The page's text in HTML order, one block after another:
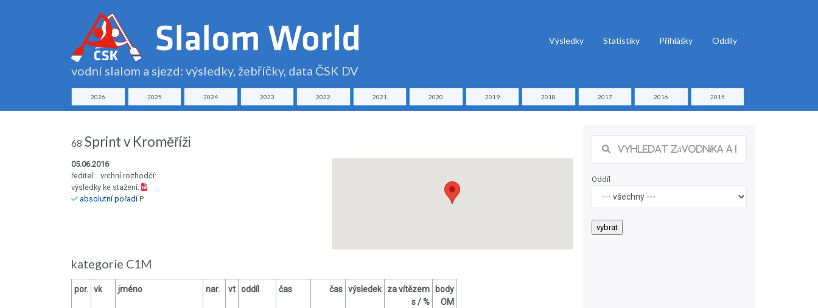
vodní slalom a sjezd: výsledky, žebříčky, data ČSK DV
Výsledky Statistiky Přihlášky Oddíly
2026 2025 2024 2023 2022 2021 2020 2019 2018 2017 2016 2015
68 Sprint v Kroměříži
05.06.2016
ředitel: vrchní rozhodčí:
výsledky ke stažení:
absolutní pořadíP
kategorie C1M
por. vk jméno nar. vt oddíl čas čas výsledek
za vítězem
s / %
body
OM
Oddíl